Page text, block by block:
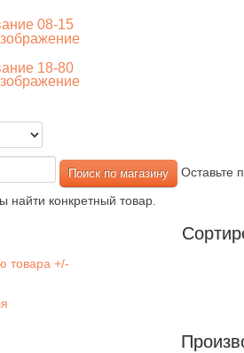
08-15
18-80
Оставьте
найти конкретный товар.
Сортировка по названию товара +/-